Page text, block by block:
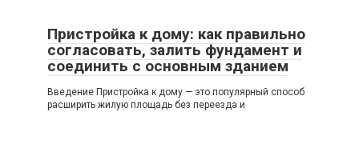
Пристройка к дому: как правильно
согласовать, залить фундамент и
соединить с основным зданием
Введение Пристройка к дому — это популярный способ
расширить жилую площадь без переезда и